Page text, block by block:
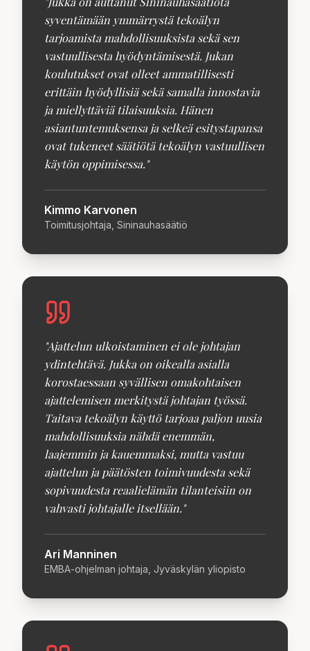
syventämään ymmärrystä tekoälyn
tarjoamista mahdollisuuksista sekä sen
vastuullisesta hyödyntämisestä. Jukan
koulutukset ovat olleet ammatillisesti
erittäin hyödyllisiä sekä samalla innostavia
ja miellyttäviä tilaisuuksia. Hänen
asiantuntemuksensa ja selkeä esitystapansa
ovat tukeneet säätiötä tekoälyn vastuullisen
käytön oppimisessa."
Kimmo Karvonen
Toimitusjohtaja, Sininauhasäätiö
"Ajattelun ulkoistaminen ei ole johtajan
ydintehtävä. Jukka on oikealla asialla
korostaessaan syvällisen omakohtaisen
ajattelemisen merkitystä johtajan työssä.
Taitava tekoälyn käyttö tarjoaa paljon uusia
mahdollisuuksia nähdä enemmän,
laajemmin ja kauemmaksi, mutta vastuu
ajattelun ja päätösten toimivuudesta sekä
sopivuudesta reaalielämän tilanteisiin on
vahvasti johtajalle itsellään."
Ari Manninen
EMBA-ohjelman johtaja, Jyväskylän yliopisto